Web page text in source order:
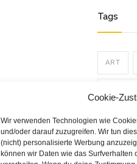
Cookie-
Wir verwenden Technologien wie
und/oder darauf zuzugreifen. Wir tun
(nicht) personalisierte Werbung
können wir Daten wie das
Tags
ART
POSTER